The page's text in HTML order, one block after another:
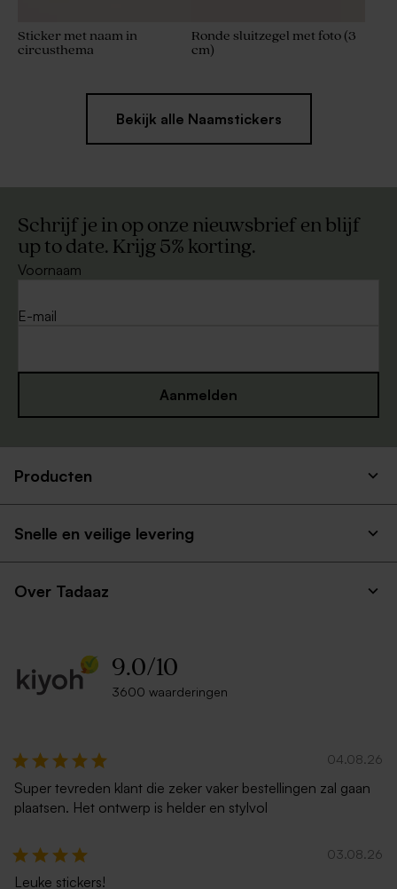
Sticker met naam in
circusthema
Ronde sluitzegel met foto (3
cm)
Bekijk alle Naamstickers
Schrijf je in op onze nieuwsbrief en blijf
up to date. Krijg 5% korting.
Voornaam
E-mail
Aanmelden
Producten
Snelle en veilige levering
Over Tadaaz
9.0/10
3600 waarderingen
04.08.26
Super tevreden klant die zeker vaker bestellingen zal gaan
plaatsen. Het ontwerp is helder en stylvol
03.08.26
Leuke stickers!